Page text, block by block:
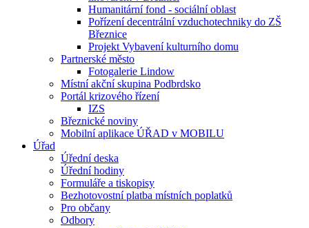
Humanitární fond - sociální oblast
Pořízení decentrální vzduchotechniky do ZŠ
Březnice
Projekt Vybavení kulturního domu
Partnerské město
Fotogalerie Lindow
Místní akční skupina Podbrdsko
Portál krizového řízení
IZS
Březnické noviny
Mobilní aplikace ÚŘAD v MOBILU
Úřad
Úřední deska
Úřední hodiny
Formuláře a tiskopisy
Bezhotovostní platba místních poplatků
Pro občany
Odbory